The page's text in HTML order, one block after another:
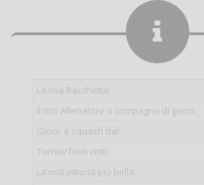
La mia Racchetta:
Il mio Allenatore o compagno di gioco:
Gioco a squash dal:
Tornei/Titoli vinti:
La mia vittoria più bella: